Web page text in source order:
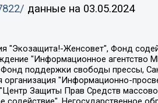
данные на 03.05.2024
Project" (регистрационный номер 40103797863, дата регистрации 10.06.2014), Некоммерческая организация "Фонд по борьбе с коррупцией", Автономная некоммерческая организация "Институт права и публичной политики", Баданин Роман Сергеевич, Гликин Максим Александрович, Железнова Мария Михайловна, Лукьянова Юлия Сергеевна, Маетная Елизавета Витальевна, Маняхин Петр Борисович, Чуракова Ольга Владимировна, Ярош Юлия Петровна, Юридическое лицо "The Insider SIA", зарегистрированное в Риге, Латвийская Республика (дата регистрации 26.06.2015), являющееся администратором доменного имени интернет-издания "The Insider SIA", https://theins.ru, Постернак Алексей Евгеньевич, Рубин Михаил Аркадьевич, Анин Роман Александрович, Юридическое лицо Istories fonds, зарегистрированное в Латвийской Республике (регистрационный номер 50008295751, дата регистрации 24.02.2020), Великовский Дмитрий Александрович, Долинина Ирина Николаевна, Мароховская Алеся Алексеевна, Шлейнов Роман Юрьевич, Шмагун Олеся Валентиновна, Общество с ограниченной ответственностью "Альтаир 2021", Общество с ограниченной ответственностью "Вега 2021", Общество с ограниченной ответственностью "Главный редактор 2021", Общество с ограниченной ответственностью "Ромашки монолит", Важенков Артем Валерьевич, Ивановская областная общественная организация "Центр гендерных исследований", Гурман Юрий Альбертович, Медиапроект "ОВД-Инфо", Егоров Владимир Владимирович, Жилинский Владимир Александрович, Общество с ограниченной ответственностью "ЗП", Иванова София Юрьевна, Карезина Инна Павловна, Кильтау Екатерина Викторовна, Петров Алексей Викторович, Пискунов Сергей Евгеньевич, Смирнов Сергей Сергеевич, Тихонов Михаил Сергеевич, Общество с ограниченной ответственностью "ЖУРНАЛИСТ-ИНОСТРАННЫЙ АГЕНТ", Арапова Галина Юрьевна, Вольтская Татьяна Анатольевна, Американская компания "Mason G.E.S. Anonymous Foundation" (США), являющаяся владельцем интернет-издания https://mnews.world/, Компания "Stichting Bellingcat", зарегистрированная в Нидерландах (дата регистрации 11.07.2018), Захаров Андрей Вячеславович, Клепиковская Екатерина Дмитриевна,